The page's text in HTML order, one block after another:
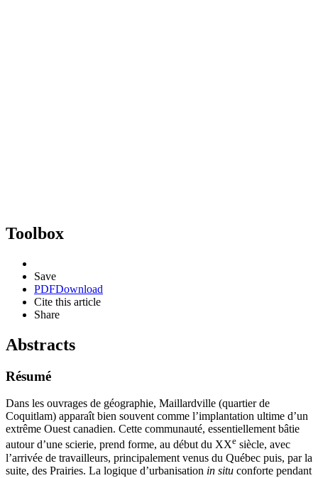
Toolbox
Save
PDFDownload
Cite this article
Share
Abstracts
Résumé
Dans les ouvrages de géographie, Maillardville (quartier de
Coquitlam) apparaît bien souvent comme l’implantation ultime d’un
extrême Ouest canadien. Cette communauté, essentiellement bâtie
autour d’une scierie, prend forme, au début du XXe siècle, avec
l’arrivée de travailleurs, principalement venus du Québec puis, par la
suite, des Prairies. La logique d’urbanisation in situ conforte pendant